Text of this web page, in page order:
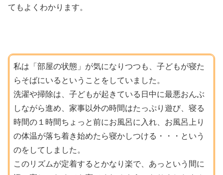
てもよくわかります。
私は「部屋の状態」が気になりつつも、子どもが寝た
らそばにいるということをしていました。
洗濯や掃除は、子どもが起きている日中に最悪おんぶ
しながら進め、家事以外の時間はたっぷり遊び、寝る
時間の１時間ちょっと前にお風呂に入れ、お風呂上り
の体温が落ち着き始めたら寝かしつける・・・という
のをしてしました。
このリズムが定着するとかなり楽で、あっという間に